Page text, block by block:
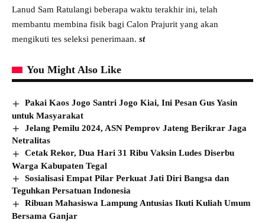
Lanud Sam Ratulangi beberapa waktu terakhir ini, telah
membantu membina fisik bagi Calon Prajurit yang akan
mengikuti tes seleksi penerimaan. st
You Might Also Like
Pakai Kaos Jogo Santri Jogo Kiai, Ini Pesan Gus Yasin
untuk Masyarakat
Jelang Pemilu 2024, ASN Pemprov Jateng Berikrar Jaga
Netralitas
Cetak Rekor, Dua Hari 31 Ribu Vaksin Ludes Diserbu
Warga Kabupaten Tegal
Sosialisasi Empat Pilar Perkuat Jati Diri Bangsa dan
Teguhkan Persatuan Indonesia
Ribuan Mahasiswa Lampung Antusias Ikuti Kuliah Umum
Bersama Ganjar